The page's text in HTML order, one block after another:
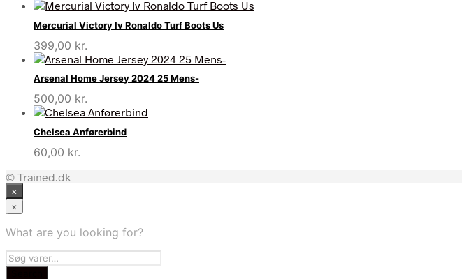
Mercurial Victory Iv Ronaldo Turf Boots Us
399,00 kr.
Arsenal Home Jersey 2024 25 Mens-
500,00 kr.
Chelsea Anførerbind
60,00 kr.
© Trained.dk
×
×
What are you looking for?